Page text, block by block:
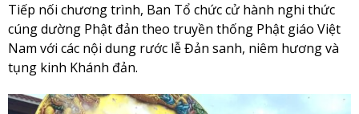
Tiếp nối chương trình, Ban Tổ chức cử hành nghi thức
cúng dường Phật đản theo truyền thống Phật giáo Việt
Nam với các nội dung rước lễ Đản sanh, niêm hương và
tụng kinh Khánh đản.